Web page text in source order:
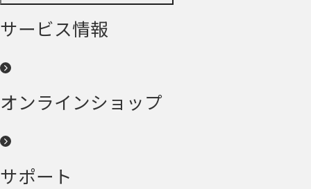
サービス情報
オンラインショップ
サポート